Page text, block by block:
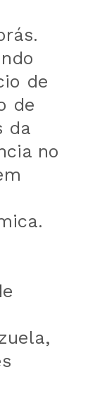
de
de
da
no